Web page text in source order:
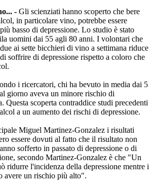
- Gli scienziati hanno scoperto che bere
in particolare vino, potrebbe essere
basso di depressione. Lo studio è stato
uomini dai 55 agli 80 anni. I volontari che
ai sette bicchieri di vino a settimana riduce
soffrire di depressione rispetto a coloro che
i ricercatori, chi ha bevuto in media dai 5
giorno aveva un minore rischio di
Questa scoperta contraddice studi precedenti
a un aumento dei rischi di depressione.
Miguel Martinez-Gonzalez i risultati
essere dovuti al fatto che il risultato non
sofferto in passato di depressione o di
secondo Martinez-Gonzalez è che "Un
ridurre l'incidenza della depressione mentre i
avere un rischio più alto".